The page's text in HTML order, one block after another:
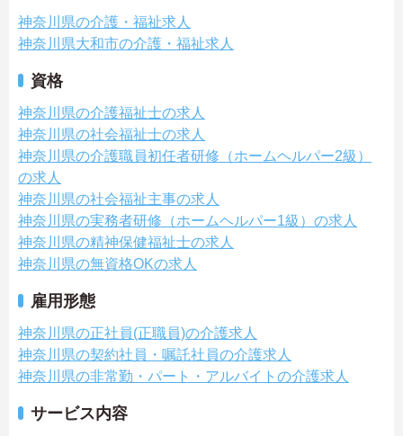
神奈川県の介護・福祉求人
神奈川県大和市の介護・福祉求人
資格
神奈川県の介護福祉士の求人
神奈川県の社会福祉士の求人
神奈川県の介護職員初任者研修（ホームヘルパー2級）
の求人
神奈川県の社会福祉主事の求人
神奈川県の実務者研修（ホームヘルパー1級）の求人
神奈川県の精神保健福祉士の求人
神奈川県の無資格OKの求人
雇用形態
神奈川県の正社員(正職員)の介護求人
神奈川県の契約社員・嘱託社員の介護求人
神奈川県の非常勤・パート・アルバイトの介護求人
サービス内容